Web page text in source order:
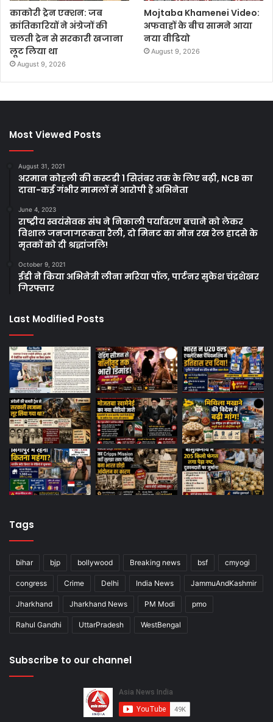
काकोरी ट्रेन एक्शन: जब
क्रांतिकारियों ने अंग्रेजों की
चलती ट्रेन से सरकारी खजाना
लूट लिया था
August 9, 2026
Mojtaba Khamenei Video:
अफवाहों के बीच सामने आया
नया वीडियो
August 9, 2026
Most Viewed Posts
August 31, 2021
अरमान कोहली की कस्टडी 1 सितंबर तक के लिए बढ़ी, NCB का
दावा-कई गंभीर मामलों में आरोपी हैं अभिनेता
June 4, 2023
राष्ट्रीय स्वयंसेवक संघ ने निकाली पर्यावरण बचाने को लेकर
विशाल जनजागरूकता रैली, दो मिनट का मौन रख रेल हादसे के
मृतकों को दी श्रद्धांजलि!
October 9, 2021
ईडी ने किया अभिनेत्री लीना मरिया पॉल, पार्टनर सुकेश चंद्रशेखर
गिरफ्तार
Last Modified Posts
Tags
bihar bjp bollywood Breaking news bsf cmyogi
congress Crime Delhi India News JammuAndKashmir
Jharkhand Jharkhand News PM Modi pmo
Rahul Gandhi UttarPradesh WestBengal
Subscribe to our channel